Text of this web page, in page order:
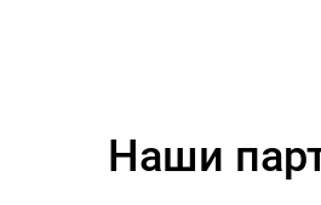
Наши